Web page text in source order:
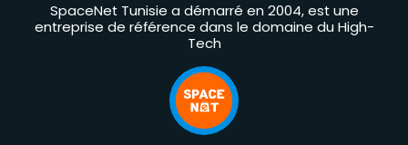
SpaceNet Tunisie a démarré en 2004, est une
entreprise de référence dans le domaine du High-
Tech